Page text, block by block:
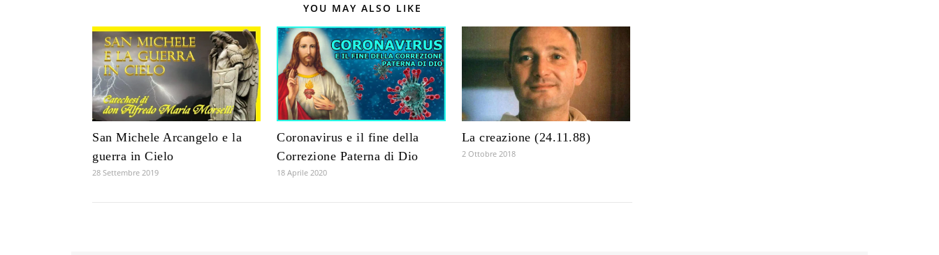
YOU MAY ALSO LIKE
San Michele Arcangelo e la
guerra in Cielo
28 Settembre 2019
Coronavirus e il fine della
Correzione Paterna di Dio
18 Aprile 2020
La creazione (24.11.88)
2 Ottobre 2018